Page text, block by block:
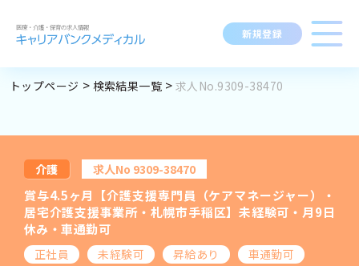
新規登録
求人閲覧履歴 新着求人一覧
求人閲覧履歴
最近利用した検索条件
SEARCH CONDITION
検索履歴はありません。
資格 指定なし
給与
変更 時給：金額を選択
トップページ 検索結果一覧 求人No.9309-38470
介護 求人No 9309-38470
賞与4.5ヶ月【介護支援専門員（ケアマネージャー）・
居宅介護支援事業所・札幌市手稲区】未経験可・月9日
休み・車通勤可
正社員 未経験可 昇給あり
車通勤可